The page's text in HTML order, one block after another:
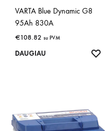
VARTA Blue Dynamic G8
95Ah 830A
€108.82 su PVM
DAUGIAU